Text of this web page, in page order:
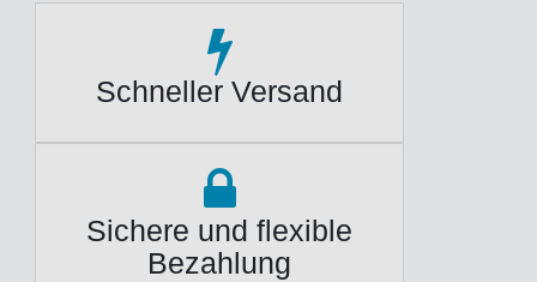
Schneller Versand
Sichere und flexible
Bezahlung